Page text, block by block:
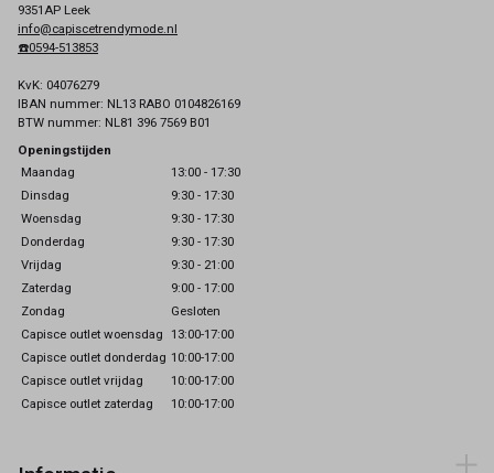
9351AP Leek
info@capiscetrendymode.nl
☎️0594-513853
KvK: 04076279
IBAN nummer: NL13 RABO 0104826169
BTW nummer: NL81 396 7569 B01
Openingstijden
Maandag
13:00 - 17:30
Dinsdag
9:30 - 17:30
Woensdag
9:30 - 17:30
Donderdag
9:30 - 17:30
Vrijdag
9:30 - 21:00
Zaterdag
9:00 - 17:00
Zondag
Gesloten
Capisce outlet woensdag 13:00-17:00
Capisce outlet donderdag 10:00-17:00
Capisce outlet vrijdag
10:00-17:00
Capisce outlet zaterdag
10:00-17:00